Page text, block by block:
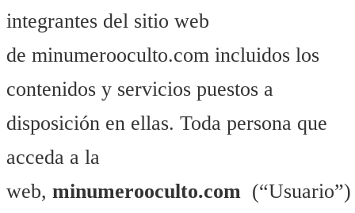
integrantes del sitio web
de minumerooculto.com incluidos los
contenidos y servicios puestos a
disposición en ellas. Toda persona que
acceda a la
web, minumerooculto.com (“Usuario”)